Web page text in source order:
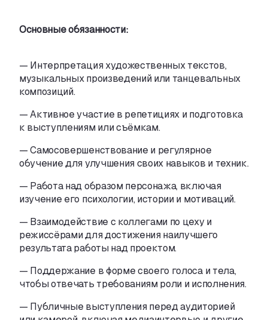
Основные обязанности:
— Интерпретация художественных текстов,
музыкальных произведений или танцевальных
композиций.
— Активное участие в репетициях и подготовка
к выступлениям или съёмкам.
— Самосовершенствование и регулярное
обучение для улучшения своих навыков и техник.
— Работа над образом персонажа, включая
изучение его психологии, истории и мотиваций.
— Взаимодействие с коллегами по цеху и
режиссёрами для достижения наилучшего
результата работы над проектом.
— Поддержание в форме своего голоса и тела,
чтобы отвечать требованиям роли и исполнения.
— Публичные выступления перед аудиторией